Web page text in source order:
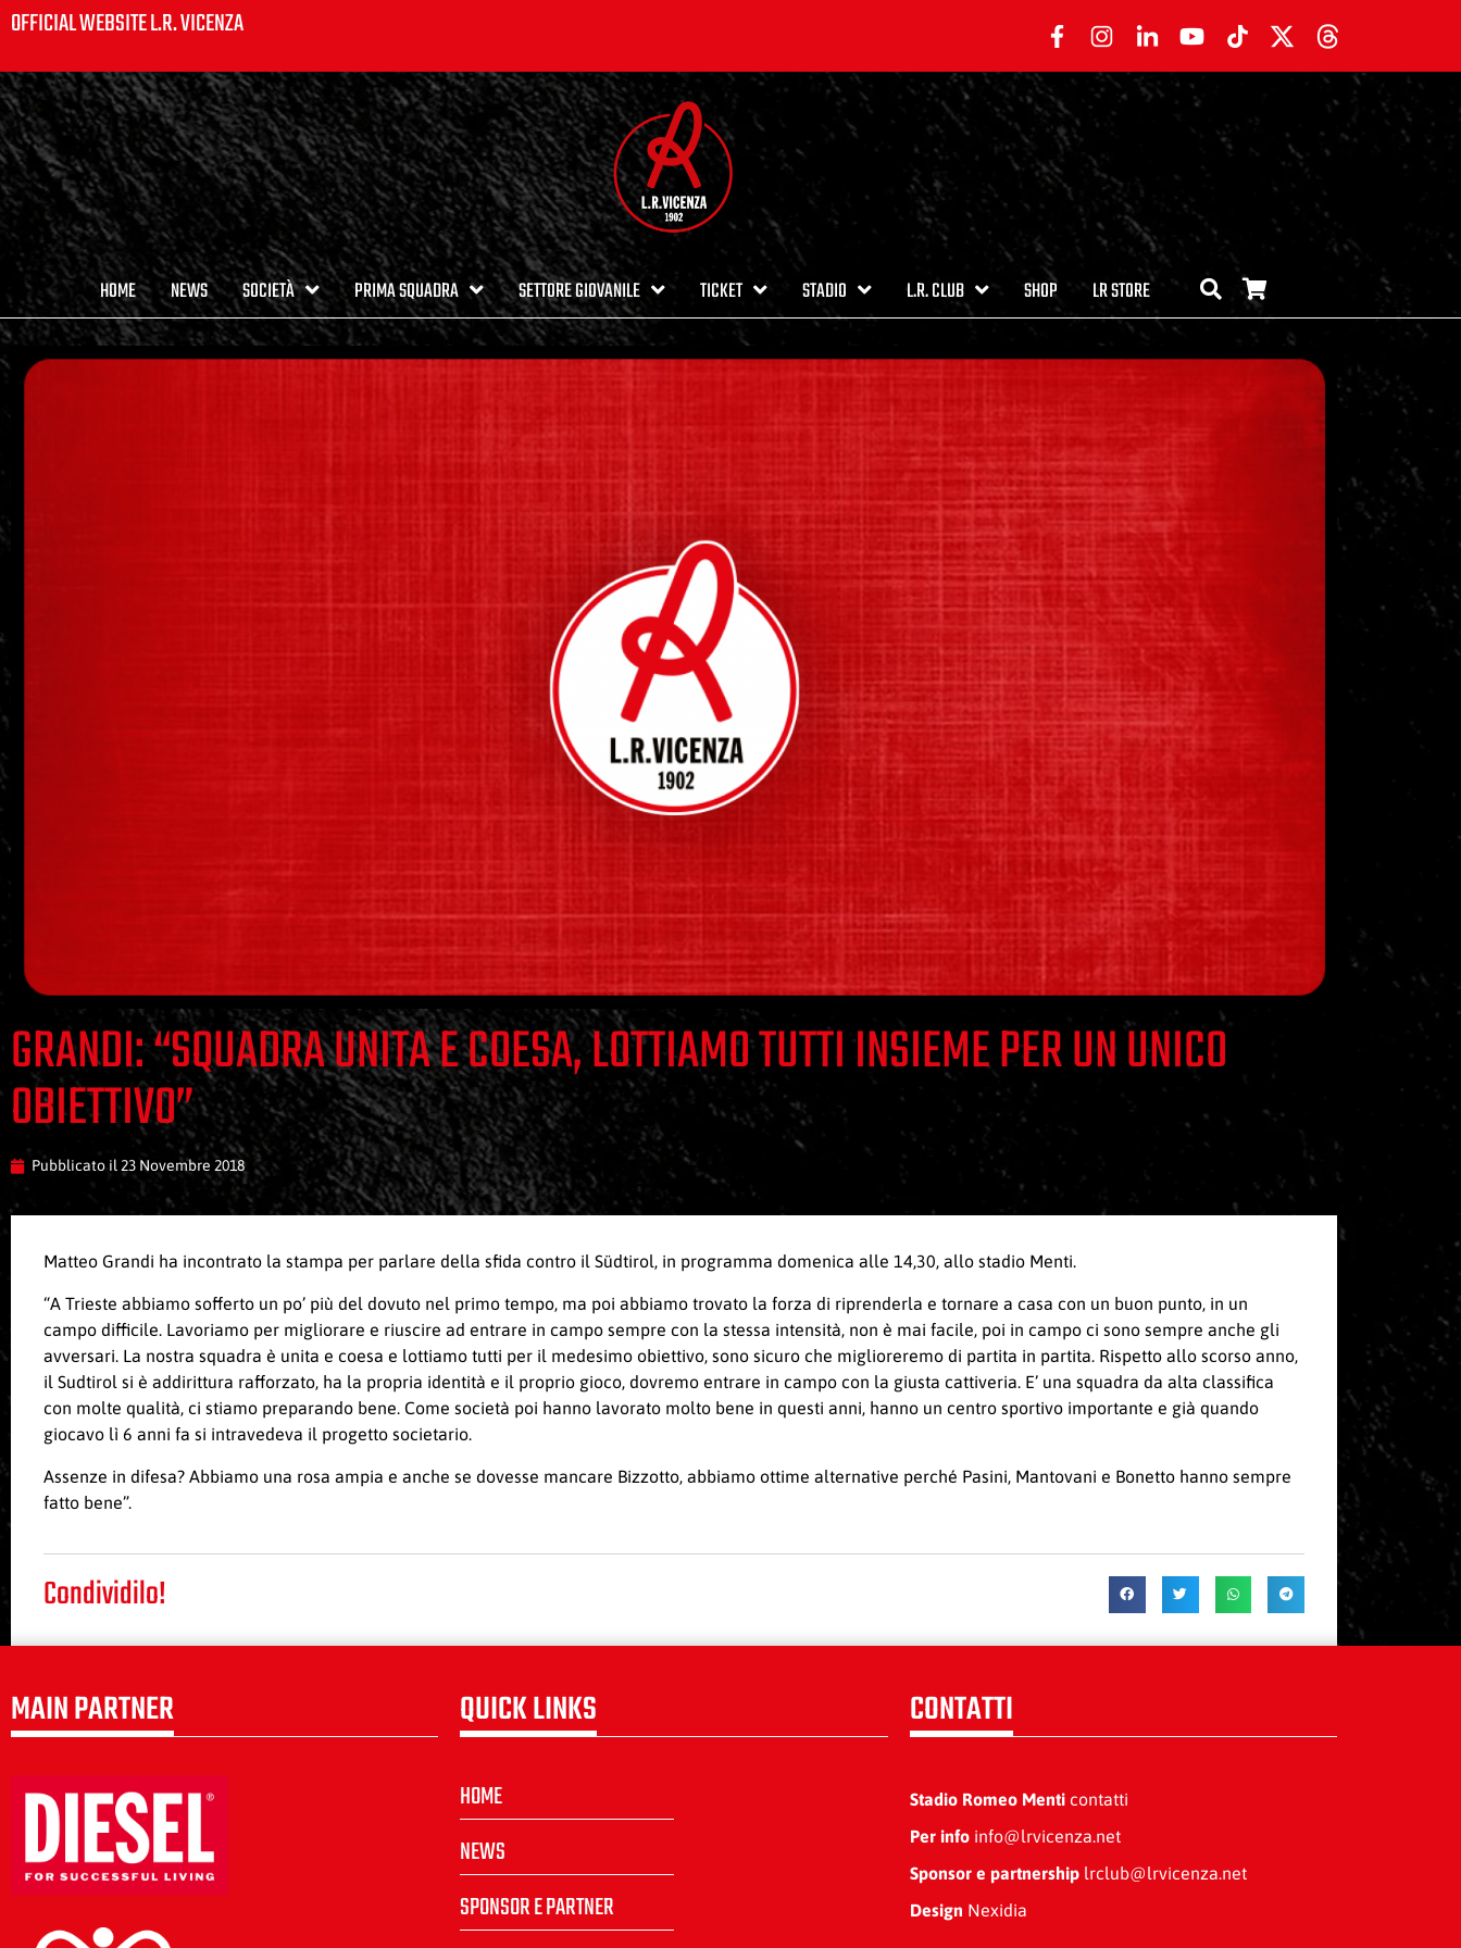
OFFICIAL WEBSITE L.R. VICENZA
HOME NEWS SOCIETÀ PRIMA SQUADRA SETTORE GIOVANILE TICKET STADIO L.R. CLUB SHOP LR STORE
GRANDI: “SQUADRA UNITA E COESA, LOTTIAMO TUTTI INSIEME PER UN UNICO
OBIETTIVO”
Pubblicato il 23 Novembre 2018
Matteo Grandi ha incontrato la stampa per parlare della sfida contro il Südtirol, in programma domenica alle 14,30, allo stadio Menti.
“A Trieste abbiamo sofferto un po’ più del dovuto nel primo tempo, ma poi abbiamo trovato la forza di riprenderla e tornare a casa con un buon punto, in un
campo difficile. Lavoriamo per migliorare e riuscire ad entrare in campo sempre con la stessa intensità, non è mai facile, poi in campo ci sono sempre anche gli
avversari. La nostra squadra è unita e coesa e lottiamo tutti per il medesimo obiettivo, sono sicuro che miglioreremo di partita in partita. Rispetto allo scorso anno,
il Sudtirol si è addirittura rafforzato, ha la propria identità e il proprio gioco, dovremo entrare in campo con la giusta cattiveria. E’ una squadra da alta classifica
con molte qualità, ci stiamo preparando bene. Come società poi hanno lavorato molto bene in questi anni, hanno un centro sportivo importante e già quando
giocavo lì 6 anni fa si intravedeva il progetto societario.
Assenze in difesa? Abbiamo una rosa ampia e anche se dovesse mancare Bizzotto, abbiamo ottime alternative perché Pasini, Mantovani e Bonetto hanno sempre
fatto bene”.
Condividilo!
MAIN PARTNER QUICK LINKS
HOME
NEWS
SPONSOR E PARTNER
CONTATTI
Stadio Romeo Menticontatti
Per infoinfo@lrvicenza.net
Sponsor e partnershiplrclub@lrvicenza.net
Design Nexidia